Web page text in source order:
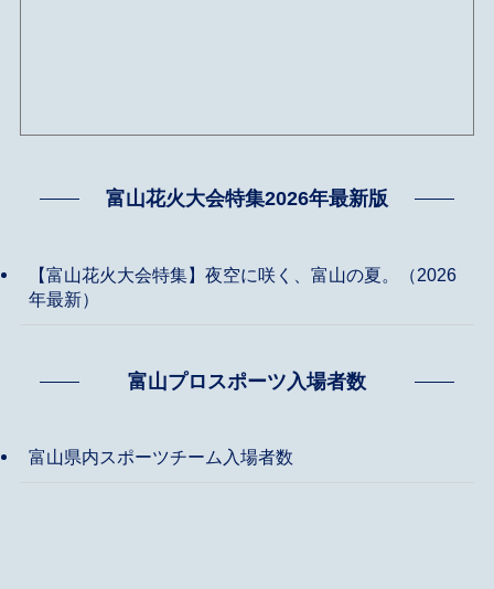
富山花火大会特集2026年最新版
【富山花火大会特集】夜空に咲く、富山の夏。（2026
年最新）
富山プロスポーツ入場者数
富山県内スポーツチーム入場者数